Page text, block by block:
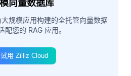
向量数据库
规模应用构建的全托管向量数据
配您的 RAG 应用。
用 Zilliz Cloud